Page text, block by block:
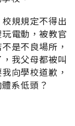
規規定不得出
電動，被教官
是不良場所，
我父母都被叫
向學校道歉，
系低頭？